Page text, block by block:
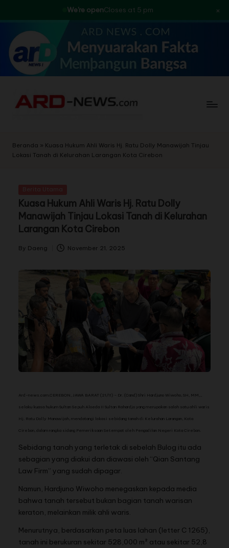
We're openCloses at 5 pm ×
Skip
content
Beranda » Kuasa Hukum Ahli Waris Hj. Ratu Dolly Manawijah Tinjau
Lokasi Tanah di Kelurahan Larangan Kota Cirebon
Kuasa Hukum Ahli Waris Hj. Ratu Dolly
Manawijah Tinjau Lokasi Tanah di Kelurahan
Larangan Kota Cirebon
By Daeng November 21, 2025
Ard-news.com.CEREBON, JAWA BARAT (21/11) – Dr. (Cand) Shri Hardjuno Wiwoho, SH, MM,.,
selaku kuasa hukum Sultan Sepuh Aloeda II Sultan Rahardjo yang merupakan salah satu ahli waris
Hj. Ratu Dolly Manawijah, mendatangi lokasi sebidang tanah di Kelurahan Larangan, Kota
Cirebon, dalam rangka sidang Pemeriksaan Setempat oleh Pengadilan Negeri Kota Cirebon.
Sebidang tanah yang terletak di sebelah Bulog itu ada
sebagian yang diakui dan diawasi oleh “Qian Santang
Law Firm” yang sudah dipagar.
Namun, Hardjuno Wiwoho menegaskan kepada media
bahwa tanah tersebut bukan bagian tanah warisan
keraton, melainkan milik ahli waris.
Menurutnya, berdasarkan peta luas lahan (letter C 1265),
tanah ini berukuran sekitar 528,000 m² atau sekitar 52,8